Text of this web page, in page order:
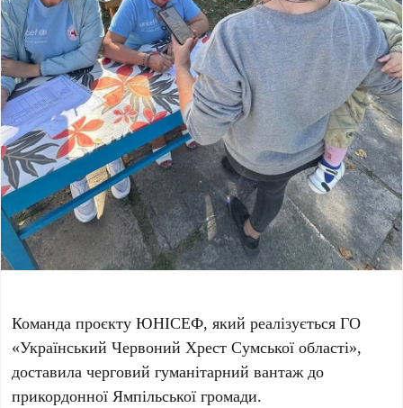
Команда проєкту ЮНІСЕФ, який реалізується ГО
«Український Червоний Хрест Сумської області»,
доставила черговий гуманітарний вантаж до
прикордонної Ямпільської громади.